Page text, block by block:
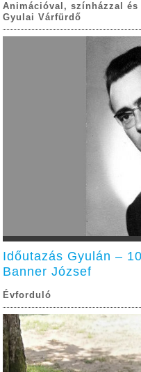
Animációval, színházzal
Gyulai Várfürdő
Időutazás Gyulán –
Banner József
Évforduló